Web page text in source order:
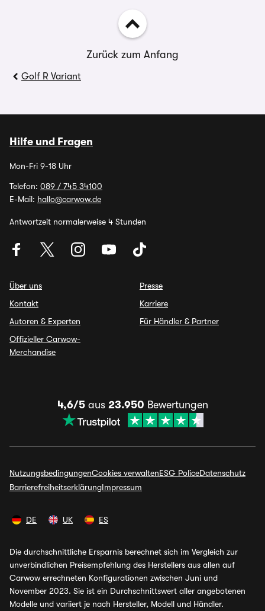
Zurück zum Anfang
Golf R Variant
Hilfe und Fragen
Mon-Fri 9-18 Uhr
Telefon: 089 / 745 34100
E-Mail: hallo@carwow.de
Antwortzeit normalerweise 4 Stunden
Über uns
Kontakt
Autoren & Experten
Offizieller Carwow-
Merchandise
Presse
Karriere
Für Händler & Partner
4,6/5aus 23.950 Bewertungen
NutzungsbedingungenCookies verwaltenESG PoliceDatenschutz
BarrierefreiheitserklärungImpressum
DE UK ES
Die durchschnittliche Ersparnis berechnet sich im Vergleich zur
unverbindlichen Preisempfehlung des Herstellers aus allen auf
Carwow errechneten Konfigurationen zwischen Juni und
November 2023. Sie ist ein Durchschnittswert aller angebotenen
Modelle und variiert je nach Hersteller, Modell und Händler.